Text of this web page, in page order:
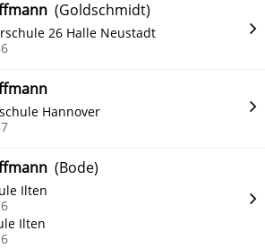
(Goldschmidt)
26 Halle Neustadt
Hannover
(Bode)
Ilten
Ilten